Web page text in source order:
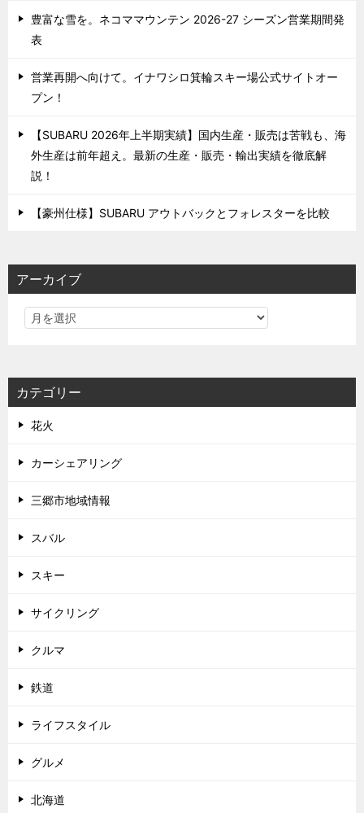
豊富な雪を。ネコママウンテン 2026-27 シーズン営業期間発
表
営業再開へ向けて。イナワシロ箕輪スキー場公式サイトオー
プン！
【SUBARU 2026年上半期実績】国内生産・販売は苦戦も、海
外生産は前年超え。最新の生産・販売・輸出実績を徹底解
説！
【豪州仕様】SUBARU アウトバックとフォレスターを比較
アーカイブ
カテゴリー
花火
カーシェアリング
三郷市地域情報
スバル
スキー
サイクリング
クルマ
鉄道
ライフスタイル
グルメ
北海道